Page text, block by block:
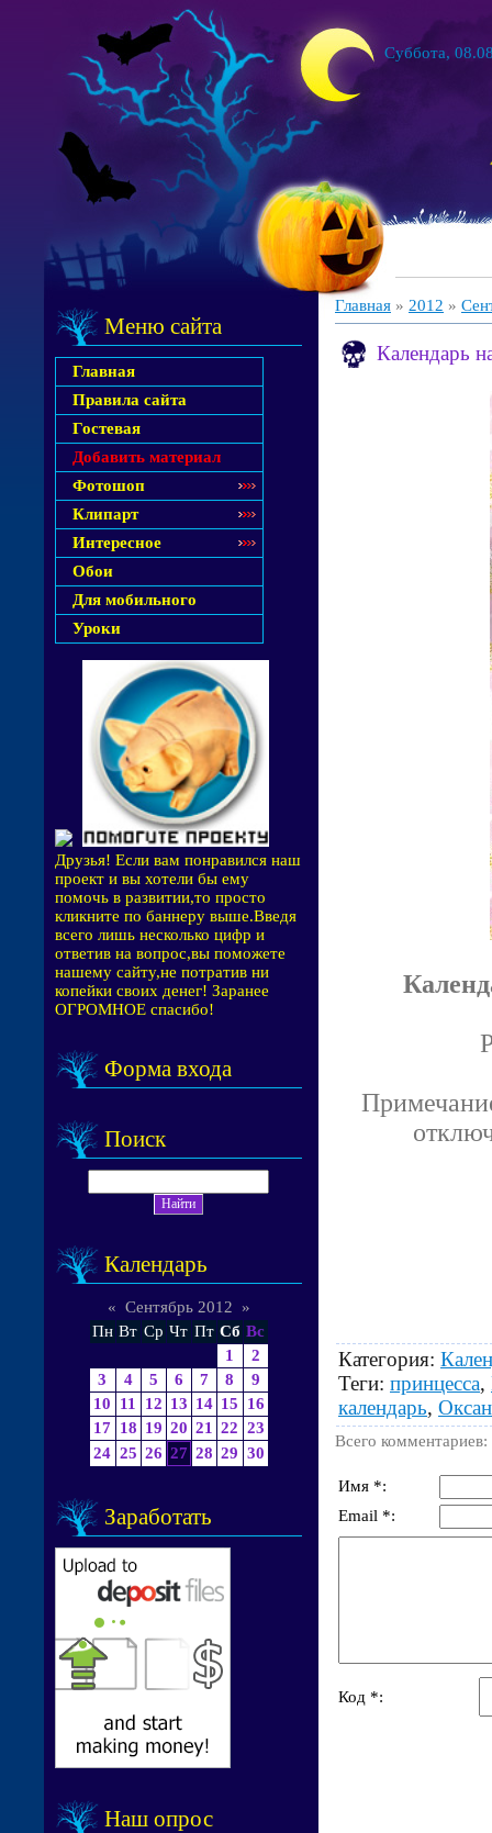
Суббота,
Меню сайта
Главная
Правила сайта
Гостевая
Добавить материал
Фотошоп
Клипарт
Интересное
Обои
Для мобильного
Уроки
Друзья! Если вам понравился наш
проект и вы хотели бы ему
помочь в развитии,то просто
кликните по баннеру выше.Введя
всего лишь несколько цифр и
ответив на вопрос,вы поможете
нашему сайту,не потратив ни
копейки своих денег! Заранее
ОГРОМНОЕ спасибо!
Форма входа
Поиск
Календарь
« Сентябрь 2012
»
Пн Вт Ср Чт Пт Сб Вс
1
2
3
4 5 6 7 8
9
10
11 12 13 14 15
16
17 18 19 20 21 22 23
24 25 26 27 28 29 30
Заработать
Наш опрос
Главная » 2012 »
Календарь
Категория:
Теги: принцесса,
календарь,
Всего комментариев:
Имя *:
Email *:
Код *: